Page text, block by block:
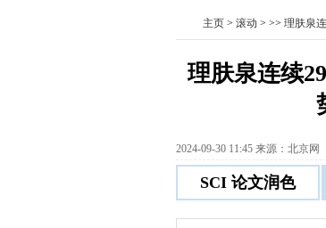
主页 > 滚动 > >> 理肤泉
理肤泉连续
2024-09-30 11:45 来源：北京网